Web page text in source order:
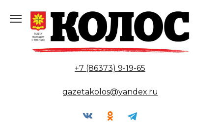
содержанию
+7 (86373) 9-19-65
gazetakolos@yandex.ru